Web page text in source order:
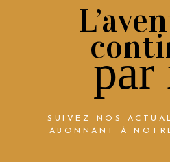
par
SUIVEZ NOS
ABONNANT À